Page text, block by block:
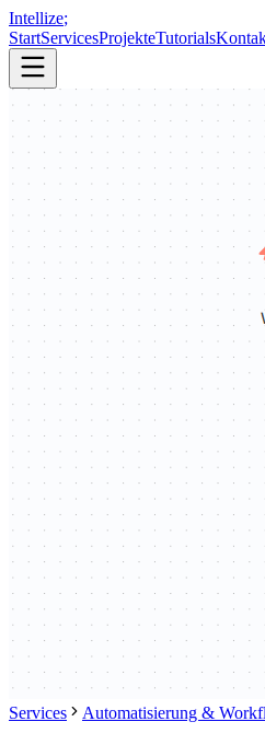
Intellize;
StartServicesProjekteTutorials
Services Automatisierung &